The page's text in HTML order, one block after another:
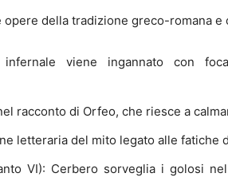
opere della tradizione greco-romana e
viene ingannato con
racconto di Orfeo, che riesce a
letteraria del mito legato alle fatiche
VI): Cerbero sorveglia i golosi